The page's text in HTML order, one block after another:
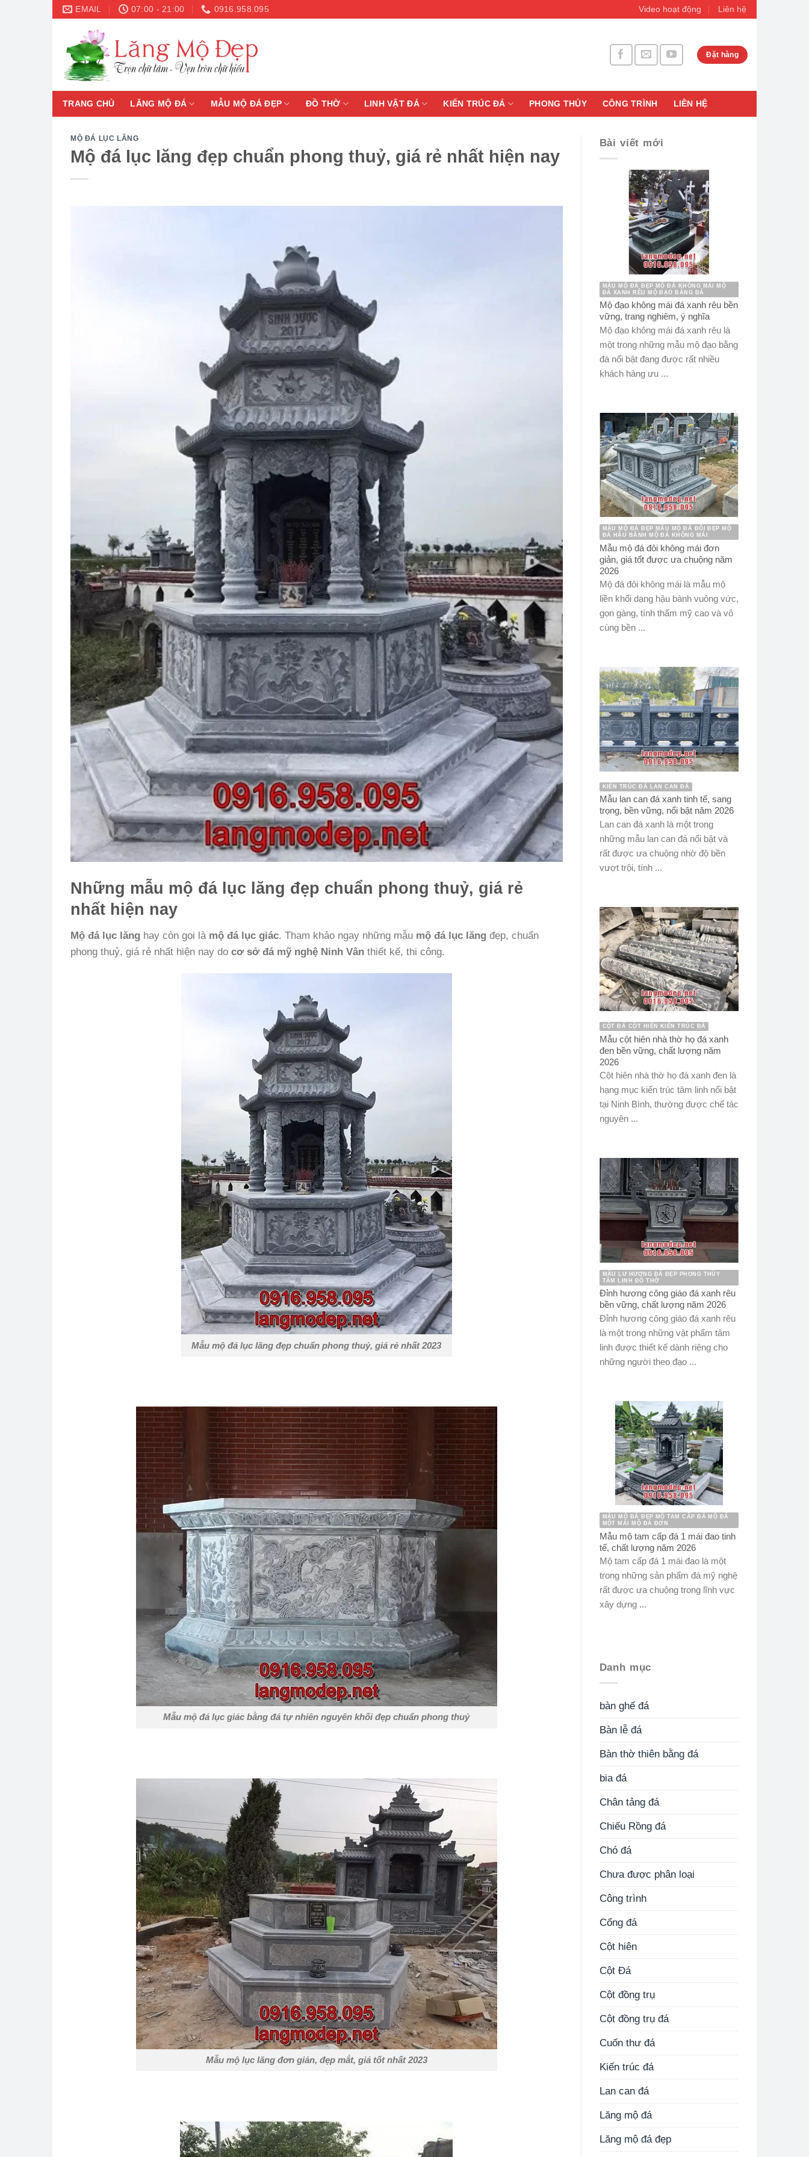
Skip
content
EMAIL 07:00 - 21:00 0916.958.095 Video hoạt động Liên hệ
Đặt hàng
TRANG CHỦ LĂNG MỘ ĐÁ MẪU MỘ ĐÁ ĐẸP ĐỒ THỜ LINH VẬT ĐÁ KIẾN TRÚC ĐÁ PHONG THỦY CÔNG TRÌNH LIÊN HỆ
MỘ ĐÁ LỤC LĂNG
Mộ đá lục lăng đẹp chuẩn phong thuỷ, giá rẻ nhất hiện nay
Những mẫu mộ đá lục lăng đẹp chuẩn phong thuỷ, giá rẻ
nhất hiện nay
Mộ đá lục lăng hay còn gọi là mộ đá lục giác. Tham khảo ngay những mẫu mộ đá lục lăng đẹp, chuẩn
phong thuỷ, giá rẻ nhất hiện nay do cơ sở đá mỹ nghệ Ninh Vân thiết kế, thi công.
Mẫu mộ đá lục lăng đẹp chuẩn phong thuỷ, giá rẻ nhất 2023
Mẫu mộ đá lục giác bằng đá tự nhiên nguyên khối đẹp chuẩn phong thuỷ
Mẫu mộ lục lăng đơn giản, đẹp mắt, giá tốt nhất 2023
Bài viết mới
MẪU MỘ ĐÁ ĐẸP MỘ ĐÁ KHÔNG MÁI MỘ
ĐÁ XANH RÊU MỘ ĐẠO BẰNG ĐÁ
Mộ đạo không mái đá xanh rêu bền
vững, trang nghiêm, ý nghĩa
Mộ đạo không mái đá xanh rêu là
một trong những mẫu mộ đạo bằng
đá nổi bật đang được rất nhiều
khách hàng ưu ...
MẪU MỘ ĐÁ ĐẸP MẪU MỘ ĐÁ ĐÔI ĐẸP MỘ
ĐÁ HẬU BÀNH MỘ ĐÁ KHÔNG MÁI
Mẫu mộ đá đôi không mái đơn
giản, giá tốt được ưa chuộng năm
2026
Mộ đá đôi không mái là mẫu mộ
liền khối dạng hậu bành vuông vức,
gọn gàng, tính thẩm mỹ cao và vô
cùng bền ...
KIẾN TRÚC ĐÁ LAN CAN ĐÁ
Mẫu lan can đá xanh tinh tế, sang
trọng, bền vững, nổi bật năm 2026
Lan can đá xanh là một trong
những mẫu lan can đá nổi bật và
rất được ưa chuộng nhờ độ bền
vượt trội, tính ...
CỘT ĐÁ CỘT HIÊN KIẾN TRÚC ĐÁ
Mẫu cột hiên nhà thờ họ đá xanh
đen bền vững, chất lượng năm
2026
Cột hiên nhà thờ họ đá xanh đen là
hạng mục kiến trúc tâm linh nổi bật
tại Ninh Bình, thường được chế tác
nguyên ...
MẪU LƯ HƯƠNG ĐÁ ĐẸP PHONG THỦY
TÂM LINH ĐỒ THỜ
Đỉnh hương công giáo đá xanh rêu
bền vững, chất lượng năm 2026
Đỉnh hương công giáo đá xanh rêu
là một trong những vật phẩm tâm
linh được thiết kế dành riêng cho
những người theo đạo ...
MẪU MỘ ĐÁ ĐẸP MỘ TAM CẤP ĐÁ MỘ ĐÁ
MỘT MÁI MỘ ĐÁ ĐƠN
Mẫu mộ tam cấp đá 1 mái đao tinh
tế, chất lượng năm 2026
Mộ tam cấp đá 1 mái đao là một
trong những sản phẩm đá mỹ nghệ
rất được ưa chuộng trong lĩnh vực
xây dựng ...
Danh mục
bàn ghế đá
Bàn lễ đá
Bàn thờ thiên bằng đá
bia đá
Chân tảng đá
Chiếu Rồng đá
Chó đá
Chưa được phân loại
Công trình
Cổng đá
Cột hiên
Cột Đá
Cột đồng trụ
Cột đồng trụ đá
Cuốn thư đá
Kiến trúc đá
Lan can đá
Lăng mộ đá
Lăng mộ đá đẹp